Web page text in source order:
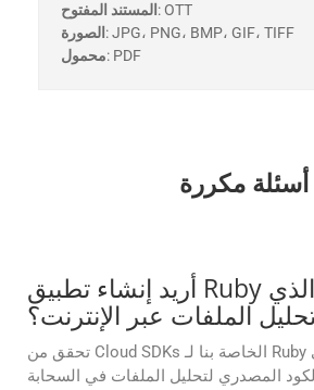
المستند المفتوح : OTT
الصورة : JPG، PNG، BMP، GIF، TIFF
محمول: PDF
أسئلة مكررة
أريد إنشاء تطبيق Ruby الخاص بي والذي
الملفات عبر الإنترنت؟